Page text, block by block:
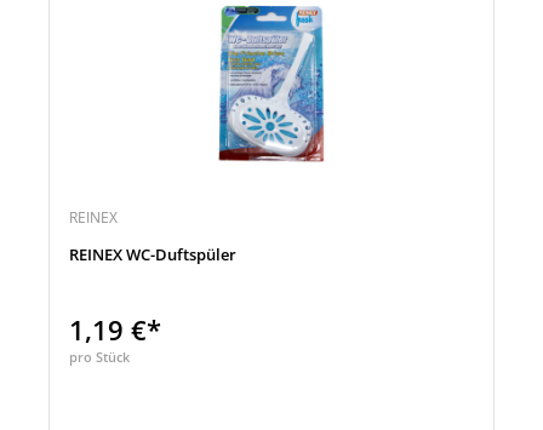
REINEX
REINEX WC-Duftspüler
1,19 €*
pro Stück